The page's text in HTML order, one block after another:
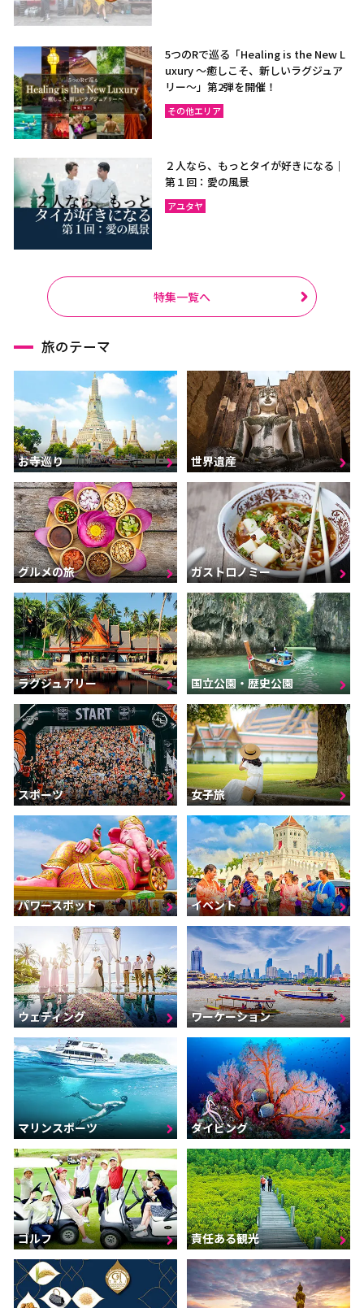
5つのRで巡る「Healing is the New L
uxury ～癒しこそ、新しいラグジュア
リー〜」第2弾を開催！
その他エリア
２人なら、もっとタイが好きになる｜
第１回：愛の風景
アユタヤ
特集一覧へ
旅のテーマ
お寺巡り 世界遺産
グルメの旅 ガストロノミー
ラグジュアリー 国立公園・歴史公園
スポーツ 女子旅
パワースポット イベント
ウェディング ワーケーション
マリンスポーツ ダイビング
ゴルフ 責任ある観光